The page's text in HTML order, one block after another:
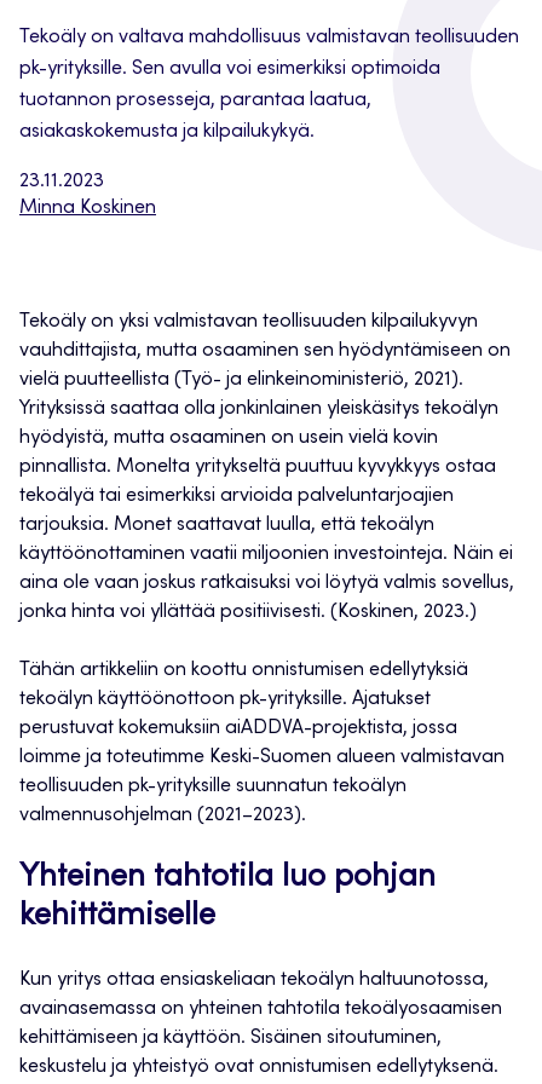
23.11.2023
Minna Koskinen
Tekoäly on valtava mahdollisuus valmistavan teollisuuden
pk-yrityksille. Sen avulla voi esimerkiksi optimoida
tuotannon prosesseja, parantaa laatua,
asiakaskokemusta ja kilpailukykyä.
Tekoäly on yksi valmistavan teollisuuden kilpailukyvyn
vauhdittajista, mutta osaaminen sen hyödyntämiseen on
vielä puutteellista (Työ- ja elinkeinoministeriö, 2021).
Yrityksissä saattaa olla jonkinlainen yleiskäsitys tekoälyn
hyödyistä, mutta osaaminen on usein vielä kovin
pinnallista. Monelta yritykseltä puuttuu kyvykkyys ostaa
tekoälyä tai esimerkiksi arvioida palveluntarjoajien
tarjouksia. Monet saattavat luulla, että tekoälyn
käyttöönottaminen vaatii miljoonien investointeja. Näin ei
aina ole vaan joskus ratkaisuksi voi löytyä valmis sovellus,
jonka hinta voi yllättää positiivisesti. (Koskinen, 2023.)
Tähän artikkeliin on koottu onnistumisen edellytyksiä
tekoälyn käyttöönottoon pk-yrityksille. Ajatukset
perustuvat kokemuksiin aiADDVA-projektista, jossa
loimme ja toteutimme Keski-Suomen alueen valmistavan
teollisuuden pk-yrityksille suunnatun tekoälyn
valmennusohjelman (2021–2023).
Yhteinen tahtotila luo pohjan
kehittämiselle
Kun yritys ottaa ensiaskeliaan tekoälyn haltuunotossa,
avainasemassa on yhteinen tahtotila tekoälyosaamisen
kehittämiseen ja käyttöön. Sisäinen sitoutuminen,
keskustelu ja yhteistyö ovat onnistumisen edellytyksenä.